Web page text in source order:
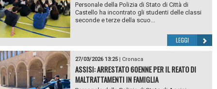
Personale della Polizia di Stato di Città di
Castello ha incontrato gli studenti delle classi
seconde e terze della scuo...
LEGGI
27/03/2026 13:25| Cronaca
ASSISI: ARRESTATO 60ENNE PER IL REATO DI
MALTRATTAMENTI IN FAMIGLIA